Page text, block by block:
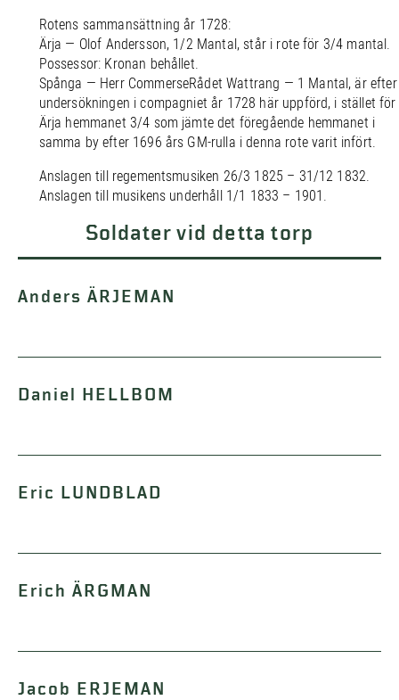
Rotens sammansättning år 1728:
Ärja — Olof Andersson, 1/2 Mantal, står i rote för 3/4 mantal.
Possessor: Kronan behållet.
Spånga — Herr CommerseRådet Wattrang — 1 Mantal, är efter
undersökningen i compagniet år 1728 här uppförd, i stället för
Ärja hemmanet 3/4 som jämte det föregående hemmanet i
samma by efter 1696 års GM-rulla i denna rote varit infört.
Anslagen till regementsmusiken 26/3 1825 – 31/12 1832.
Anslagen till musikens underhåll 1/1 1833 – 1901.
Soldater vid detta torp
Anders ÄRJEMAN
Daniel HELLBOM
Eric LUNDBLAD
Erich ÄRGMAN
Jacob ERJEMAN